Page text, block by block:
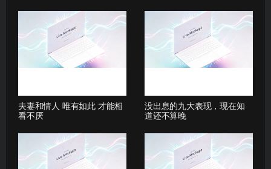
夫妻和情人 唯有如此 才能相
看不厌
没出息的九大表现，现在知
道还不算晚